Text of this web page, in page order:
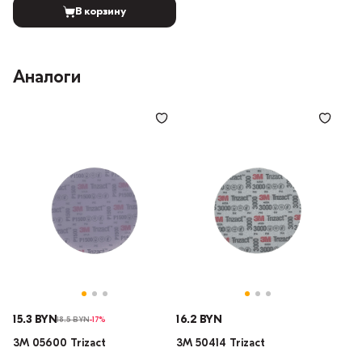
В корзину
Аналоги
15.3 BYN18.5 BYN-17%
3М 05600 Trizact
16.2 BYN
3М 50414 Trizact